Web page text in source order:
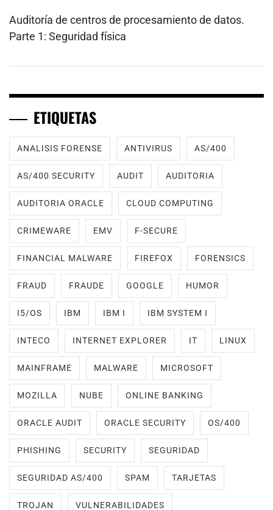
Auditoría de centros de procesamiento de datos.
Parte 1: Seguridad física
ETIQUETAS
ANALISIS FORENSE ANTIVIRUS AS/400
AS/400 SECURITY AUDIT AUDITORIA
AUDITORIA ORACLE CLOUD COMPUTING
CRIMEWARE EMV F-SECURE
FINANCIAL MALWARE FIREFOX FORENSICS
FRAUD FRAUDE GOOGLE HUMOR
I5/OS IBM IBM I IBM SYSTEM I
INTECO INTERNET EXPLORER IT LINUX
MAINFRAME MALWARE MICROSOFT
MOZILLA NUBE ONLINE BANKING
ORACLE AUDIT ORACLE SECURITY OS/400
PHISHING SECURITY SEGURIDAD
SEGURIDAD AS/400 SPAM TARJETAS
TROJAN VULNERABILIDADES